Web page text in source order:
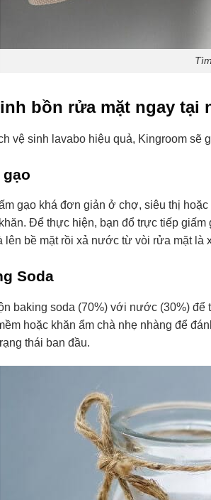
bồn rửa mặt ngay tại
vệ sinh lavabo hiệu quả, Kingroom sẽ
gạo
gạo khá đơn giản ở chợ, siêu thị
Để thực hiện, bạn đổ trực tiếp
lên bề mặt rồi xả nước từ vòi rửa mặt là
Soda
baking soda (70%) với nước (30%) để
hoặc khăn ẩm chà nhẹ nhàng để
thái ban đầu.